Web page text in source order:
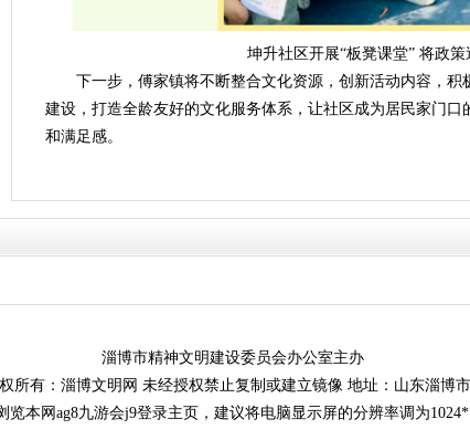
坤升社区开展“板凳课堂” 将政策
下一步，傅家镇将不断整合文化资源，创新活动内容，积
建设，打造全龄友好的文化服务体系，让社区成为居民家门口
和满足感。
淄博市精神文明建设委员会办公室主办
所有：淄博文明网 未经授权禁止复制或建立镜像 地址：山东淄博
览本网ag8九游会j9登录主页，建议将电脑显示屏的分辨率调为